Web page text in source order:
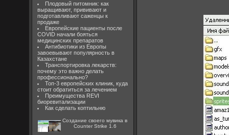
Плодовый питомник: как
выращивают, прививают и
подготавливают саженцы к
продаже
Европейские пациенты после
COVID начали бояться
медицинских препаратов
Антибиотики из Европы
завоевывают популярность в
Казахстане
Транспортировка лекарств:
почему это важно делать
профессионально?
Топ-3 европейских клиник, куда
стоит обратиться за лечением
Преимущества REVI
биоревитализации
Как сделать коптильню
Создание своего мувика в
Counter Strike 1.6